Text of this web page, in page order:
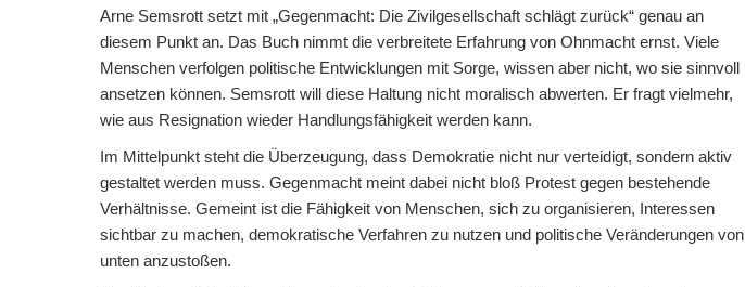
Arne Semsrott setzt mit „Gegenmacht: Die Zivilgesellschaft schlägt zurück“ genau an
diesem Punkt an. Das Buch nimmt die verbreitete Erfahrung von Ohnmacht ernst. Viele
Menschen verfolgen politische Entwicklungen mit Sorge, wissen aber nicht, wo sie sinnvoll
ansetzen können. Semsrott will diese Haltung nicht moralisch abwerten. Er fragt vielmehr,
wie aus Resignation wieder Handlungsfähigkeit werden kann.
Im Mittelpunkt steht die Überzeugung, dass Demokratie nicht nur verteidigt, sondern aktiv
gestaltet werden muss. Gegenmacht meint dabei nicht bloß Protest gegen bestehende
Verhältnisse. Gemeint ist die Fähigkeit von Menschen, sich zu organisieren, Interessen
sichtbar zu machen, demokratische Verfahren zu nutzen und politische Veränderungen von
unten anzustoßen.